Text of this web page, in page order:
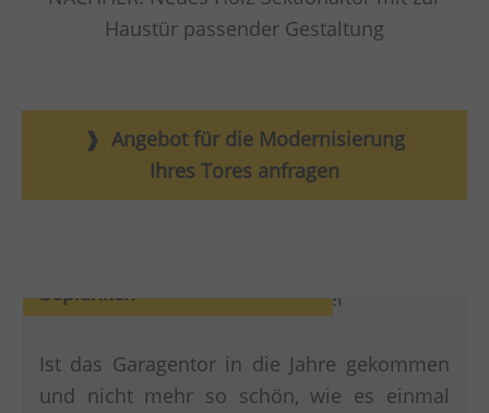
Haustür passender Gestaltung
Angebot für die Modernisierung
Ihres Tores anfragen
beplanken
Ist das Garagentor in die Jahre gekommen
und nicht mehr so schön, wie es einmal